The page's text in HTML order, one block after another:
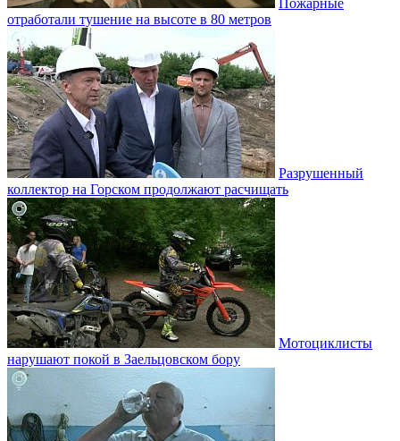
отработали тушение на высоте в 80 метров
Разрушенный
коллектор на Горском продолжают расчищать
Мотоциклисты
нарушают покой в Заельцовском бору